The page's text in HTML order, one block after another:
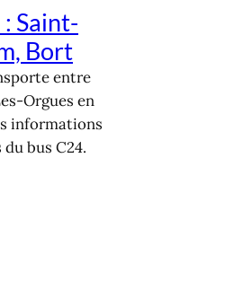
Saint-
Bort
entre
Orgues en
informations
bus C24.